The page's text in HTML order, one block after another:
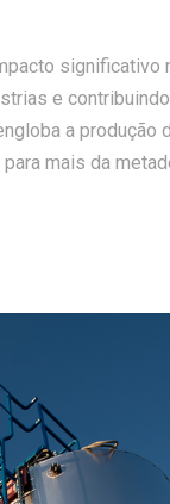
significativo
e
a produção
mais da